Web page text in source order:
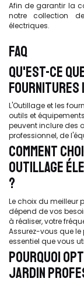
Afin de garantir la
notre collection
électriques.
FAQ
QU'EST-CE
L'Outillage et les
outils et
peuvent inclure des
professionnel, de
COMMENT
OUTILLAGE
?
Le choix du meilleur
dépend de vos
à réaliser, votre
Assurez-vous que
essentiel que vous
POURQUOI
JARDIN